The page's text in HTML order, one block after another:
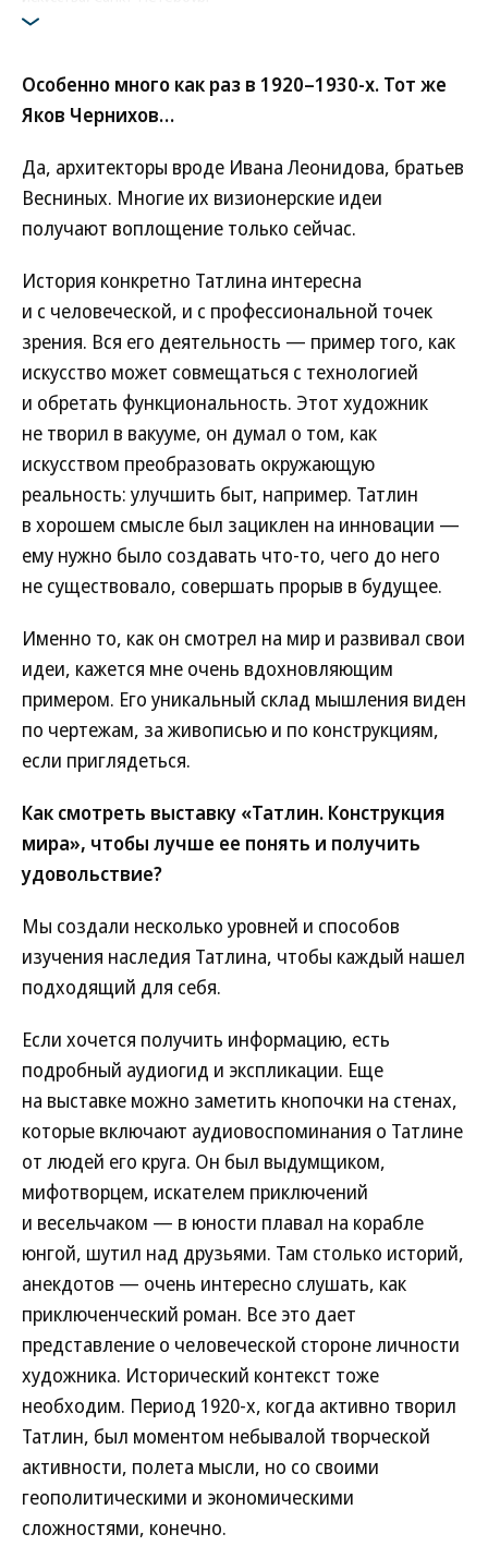
Особенно много как раз в 1920–1930-х. Тот же
Яков Чернихов…
Да, архитекторы вроде Ивана Леонидова, братьев
Весниных. Многие их визионерские идеи
получают воплощение только сейчас.
История конкретно Татлина интересна
и с человеческой, и с профессиональной точек
зрения. Вся его деятельность — пример того, как
искусство может совмещаться с технологией
и обретать функциональность. Этот художник
не творил в вакууме, он думал о том, как
искусством преобразовать окружающую
реальность: улучшить быт, например. Татлин
в хорошем смысле был зациклен на инновации —
ему нужно было создавать что-то, чего до него
не существовало, совершать прорыв в будущее.
Именно то, как он смотрел на мир и развивал свои
идеи, кажется мне очень вдохновляющим
примером. Его уникальный склад мышления виден
по чертежам, за живописью и по конструкциям,
если приглядеться.
Как смотреть выставку «Татлин. Конструкция
мира», чтобы лучше ее понять и получить
удовольствие?
Мы создали несколько уровней и способов
изучения наследия Татлина, чтобы каждый нашел
подходящий для себя.
Если хочется получить информацию, есть
подробный аудиогид и экспликации. Еще
на выставке можно заметить кнопочки на стенах,
которые включают аудиовоспоминания о Татлине
от людей его круга. Он был выдумщиком,
мифотворцем, искателем приключений
и весельчаком — в юности плавал на корабле
юнгой, шутил над друзьями. Там столько историй,
анекдотов — очень интересно слушать, как
приключенческий роман. Все это дает
представление о человеческой стороне личности
художника. Исторический контекст тоже
необходим. Период 1920-х, когда активно творил
Татлин, был моментом небывалой творческой
активности, полета мысли, но со своими
геополитическими и экономическими
сложностями, конечно.